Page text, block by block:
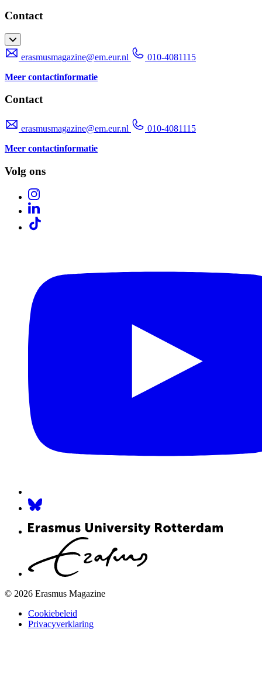
Contact
erasmusmagazine@em.eur.nl
010-4081115
Meer contactinformatie
Contact
erasmusmagazine@em.eur.nl
010-4081115
Meer contactinformatie
Volg ons
© 2026 Erasmus Magazine
Cookiebeleid
Privacyverklaring